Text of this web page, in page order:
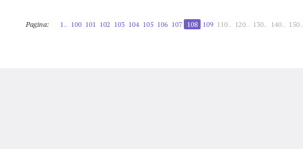
Pagina: 1.. 100 101 102 103 104 105 106 107 108 109 110.. 120.. 130.. 140.. 150..